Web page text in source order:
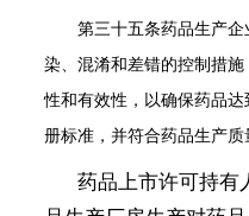
第三十五条药品生产
染、混淆和差错的控制措
性和有效性，以确保药品
册标准，并符合药品生产质
药品上市许可持有